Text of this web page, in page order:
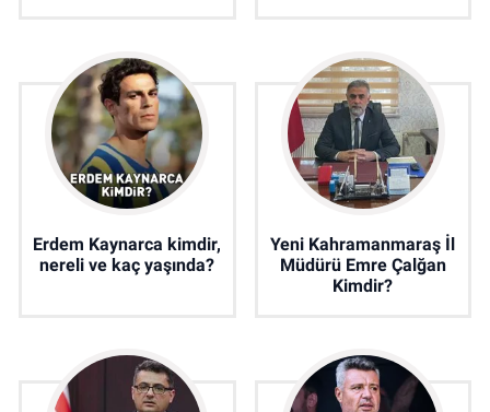
Erdem Kaynarca kimdir,
nereli ve kaç yaşında?
Yeni Kahramanmaraş İl
Müdürü Emre Çalğan
Kimdir?